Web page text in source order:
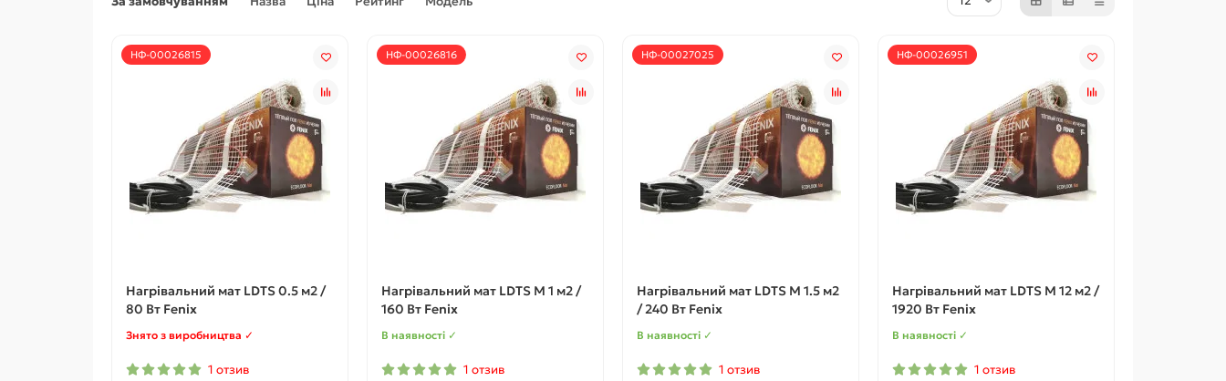
НФ-00026815
Нагрівальний мат LDTS 0.5 м2 /
80 Вт Fenix
Знято з виробництва ✓
1 отзив
НФ-00026816
Нагрівальний мат LDTS M 1 м2 /
160 Вт Fenix
В наявності ✓
1 отзив
НФ-00027025
Нагрівальний мат LDTS M 1.5 м2
/ 240 Вт Fenix
В наявності ✓
1 отзив
НФ-00026951
Нагрівальний мат LDTS M 12 м2 /
1920 Вт Fenix
В наявності ✓
1 отзив